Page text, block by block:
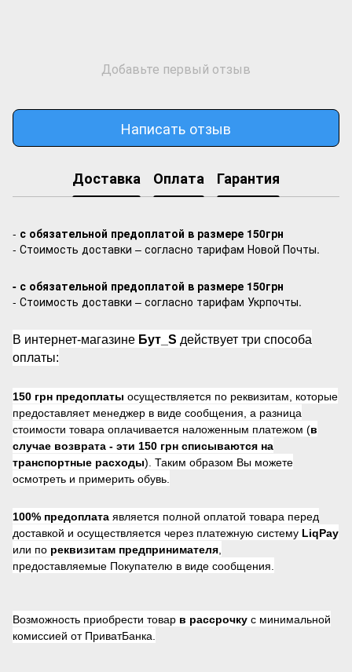
Добавьте первый отзыв
Написать отзыв
Доставка Оплата Гарантия
- с обязательной предоплатой в размере 150грн
- Стоимость доставки – согласно тарифам Новой Почты.
- с обязательной предоплатой в размере 150грн
- Стоимость доставки – согласно тарифам Укрпочты.
В интернет-магазине Бут_S действует три способа
оплаты:
150 грн предоплаты осуществляется по реквизитам, которые
предоставляет менеджер в виде сообщения, а разница
стоимости товара оплачивается наложенным платежом (в
случае возврата - эти 150 грн списываются на
транспортные расходы). Таким образом Вы можете
осмотреть и примерить обувь.
100% предоплата является полной оплатой товара перед
доставкой и осуществляется через платежную систему LiqPay
или по реквизитам предпринимателя
предоставляемые Покупателю в виде сообщения.
Возможность приобрести товар в рассрочку с минимальной
комиссией от ПриватБанка.